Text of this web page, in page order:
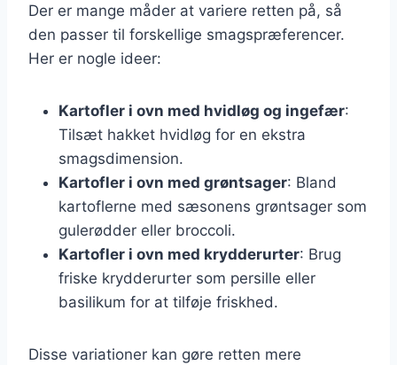
Der er mange måder at variere retten på, så
den passer til forskellige smagspræferencer.
Her er nogle ideer:
Kartofler i ovn med hvidløg og ingefær:
Tilsæt hakket hvidløg for en ekstra
smagsdimension.
Kartofler i ovn med grøntsager: Bland
kartoflerne med sæsonens grøntsager som
gulerødder eller broccoli.
Kartofler i ovn med krydderurter: Brug
friske krydderurter som persille eller
basilikum for at tilføje friskhed.
Disse variationer kan gøre retten mere